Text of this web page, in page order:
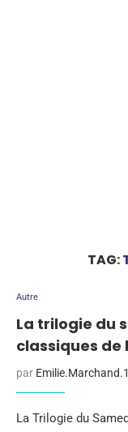
TAG:
Autre
La trilogie du
classiques
par
La Trilogie du